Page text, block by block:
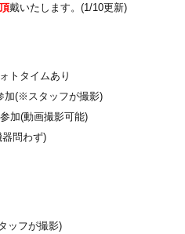
戴いたします。(1/10更新)
トタイムあり
加(※スタッフが撮影)
加(動画撮影可能)
問わず)
ッフが撮影)